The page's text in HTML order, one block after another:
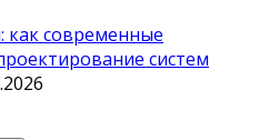
современные
систем